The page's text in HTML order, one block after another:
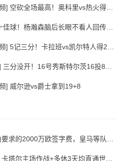
[奥科里个人集锦-腾讯视频] 空砍全场最高！奥科里vs热火得27分4板
[杨瀚森妙助-腾讯视频] 十佳球！杨瀚森脑后长眼不看人回传助队友暴扣
[卡拉班个人集锦-腾讯视频] 5记三分！卡拉班vs凯尔特人得21+8
[斯特尔茨集锦-腾讯视频] 三分没开！16号秀斯特尔茨16投8中&三分8中2得到22分2板6助
] 威尔逊vs爵士拿到19+8
记者：拜仁无意支付于帕要求的2000万欧签字费，皇马等队愿意支付
亚足联安排引众怒沙特、卡塔尔主场作战+多休3天均直通世界杯